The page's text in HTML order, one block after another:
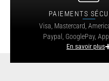
PAIEMENTS
Visa, Mastercard,
Paypal, GooglePay,
En savoir plus